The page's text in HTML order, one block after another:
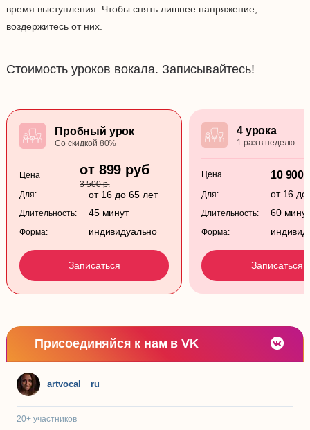
время выступления. Чтобы снять лишнее напряжение,
воздержитесь от них.
Стоимость уроков вокала. Записывайтесь!
Пробный урок
Со скидкой 80%
Цена от 899 руб
3 500 р.
Для:
от 16 до 65 лет
Длительность: 45 минут
Форма: индивидуально
Записаться
4 урока
1 раз в неделю
Цена 10 900
Для: от 16 до
Длительность: 60 минут
Форма:
Записаться
Присоединяйся к нам в VK
artvocal__ru
20+ участников